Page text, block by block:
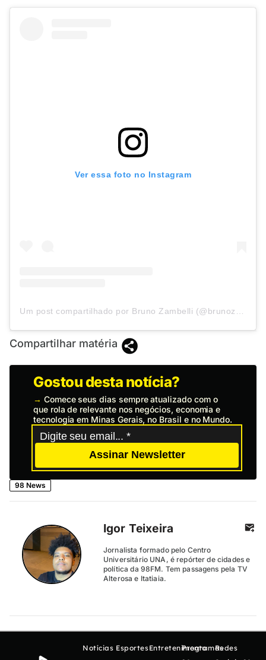
Ver essa foto no Instagram
Compartilhar matéria
Gostou desta notícia?
→ Comece seus dias sempre atualizado com o
que rola de relevante nos negócios, economia e
tecnologia em Minas Gerais, no Brasil e no Mundo.
Assinar Newsletter
98 News
Igor Teixeira
Jornalista formado pelo Centro
Universitário UNA, é repórter de cidades e
política da 98FM. Tem passagens pela TV
Alterosa e Itatiaia.
Notícias EsportesEntretenimento
ProgramasRedes